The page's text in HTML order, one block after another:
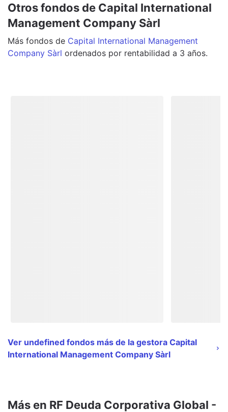
Otros fondos de Capital International
Management Company Sàrl
Más fondos de Capital International Management
Company Sàrl ordenados por rentabilidad a 3 años.
Ver undefined fondos más de la gestora Capital
International Management Company Sàrl
Más en RF Deuda Corporativa Global -